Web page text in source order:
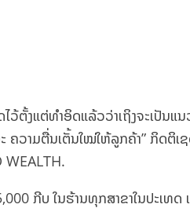
ຕັ້ງແຕ່ທຳອິດແລ້ວວ່າເຖິງຈະເປັນແ
ຄວາມຕື່ນເຕັ້ນໃໝ່ໃຫ້ລູກຄ້າ” ກິດຕິ
ກີບ ໃນຮ້ານທຸກສາຂາໃນປະເ